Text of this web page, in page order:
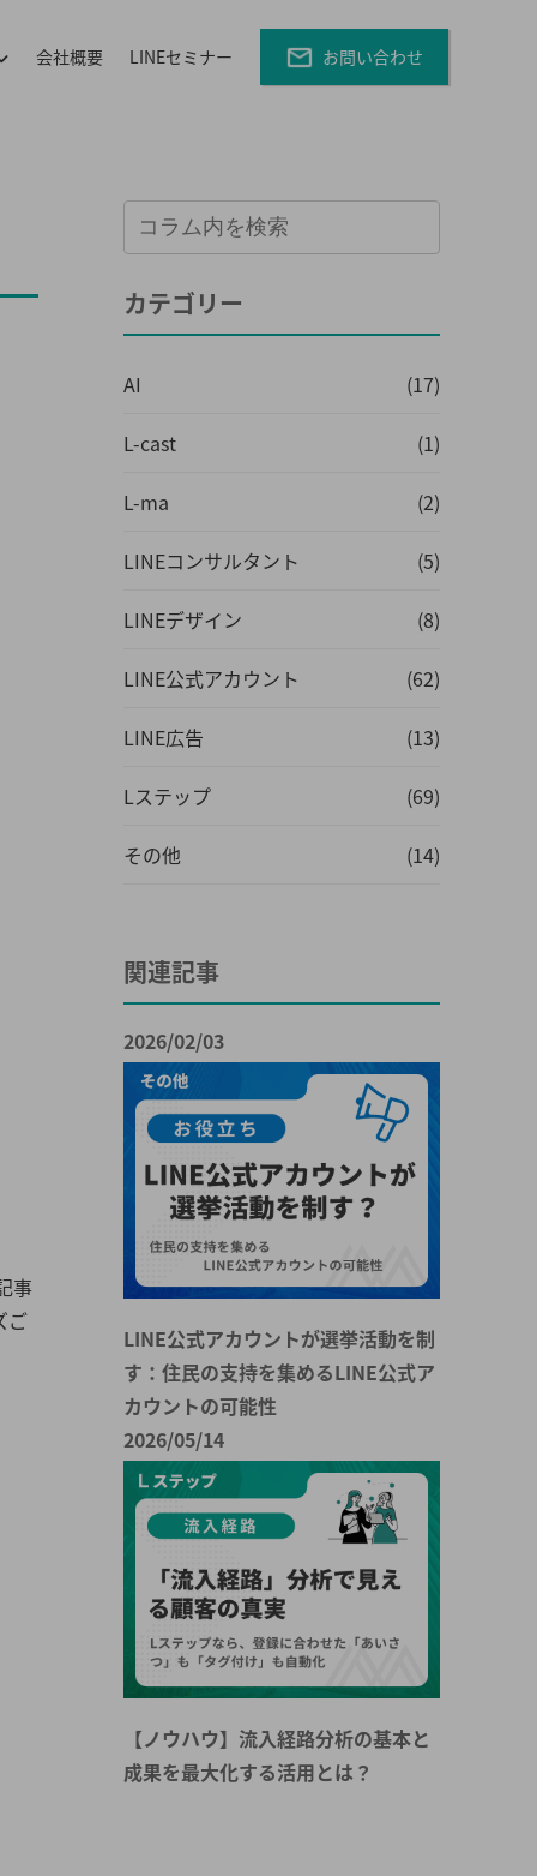
会社概要 LINEセミナー お問い合わせ
事
ご
カテゴリー
AI (17)
L-cast (1)
L-ma (2)
LINEコンサルタント (5)
LINEデザイン (8)
LINE公式アカウント (62)
LINE広告 (13)
Lステップ (69)
その他 (14)
関連記事
2026/02/03
LINE公式アカウントが選挙活動を制
す：住民の支持を集めるLINE公式ア
カウントの可能性
2026/05/14
【ノウハウ】流入経路分析の基本と
成果を最大化する活用とは？